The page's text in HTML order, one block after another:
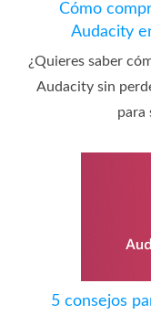
Cómo
Audacity
¿Quieres saber
Audacity sin
para
5 consejos